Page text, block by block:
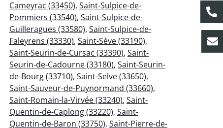
Cameyrac (33450), Saint-Sulpice-de-
Pommiers (33540), Saint-Sulpice-de-
Guilleragues (33580), Saint-Sulpice-de-
Faleyrens (33330), Saint-Sève (33190),
Saint-Seurin-de-Cursac (33390), Saint-
Seurin-de-Cadourne (33180), Saint-Seurin-
de-Bourg (33710), Saint-Selve (33650),
Saint-Sauveur-de-Puynormand (33660),
Saint-Romain-la-Virvée (33240), Saint-
Quentin-de-Caplong (33220), Saint-
Quentin-de-Baron (33750), Saint-Pierre-de-